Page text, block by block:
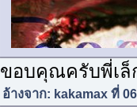
ขอบคุณครับพี่เล็
อ้างจาก: kakamax ที่